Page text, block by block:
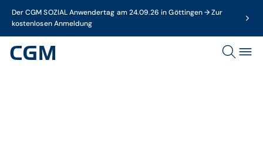
Der CGM SOZIAL Anwendertag am 24.09.26 in Göttingen → Zur
kostenlosen Anmeldung